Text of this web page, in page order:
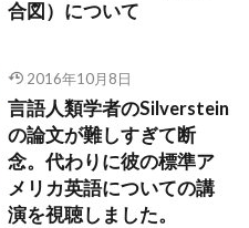
合図）について
2016年10月8日
言語人類学者のSilverstein
の論文が難しすぎて断
念。代わりに彼の標準ア
メリカ英語についての講
演を視聴しました。